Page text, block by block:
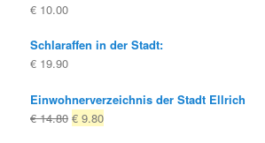
€ 10.00
Schlaraffen in der Stadt:
€ 19.90
Einwohnerverzeichnis der Stadt Ellrich
€14.80 Ursprünglicher
€ 9.80Aktueller